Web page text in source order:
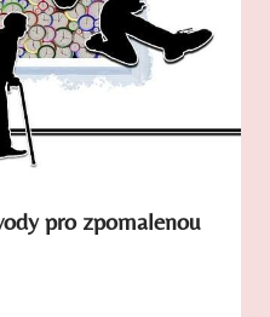
pro zpomalenou